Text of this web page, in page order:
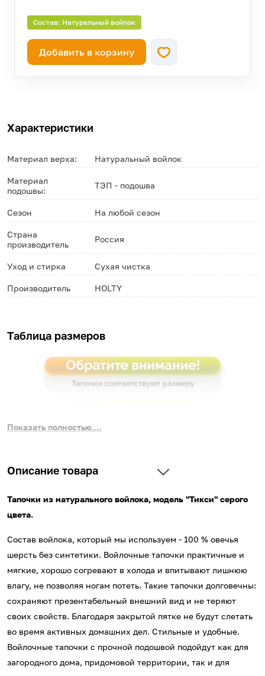
Состав: Натуральный войлок
Добавить в корзину
Характеристики
Материал верха: Натуральный войлок
Материал
подошвы:
ТЭП - подошва
Сезон На любой сезон
Страна
производитель
Россия
Уход и стирка Сухая чистка
Производитель HOLTY
Таблица размеров
Показать полностью....
Описание товара
Тапочки из натурального войлока, модель "Тикси" серого
цвета.
Состав войлока, который мы используем - 100 % овечья
шерсть без синтетики. Войлочные тапочки практичные и
мягкие, хорошо согревают в холода и впитывают лишнюю
влагу, не позволяя ногам потеть. Такие тапочки долговечны:
сохраняют презентабельный внешний вид и не теряют
своих свойств. Благодаря закрытой пятке не будут слетать
во время активных домашних дел. Стильные и удобные.
Войлочные тапочки с прочной подошвой подойдут как для
загородного дома, придомовой территории, так и для